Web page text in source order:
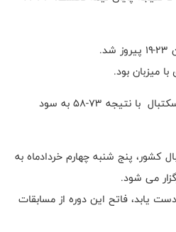
در نهایت فینال اول لیگ برتر بسکتبال با نتیجه ۷۳-۵۸ به سود
کشور، پنج شنبه چهارم خردادماه به
می شود.
یابد، فاتح این دوره از مسابقات